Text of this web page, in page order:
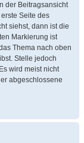
der Beitragsansicht
Seite des
siehst, dann ist die
Markierung ist
Thema nach oben
Stelle jedoch
wird meist nicht
abgeschlossene